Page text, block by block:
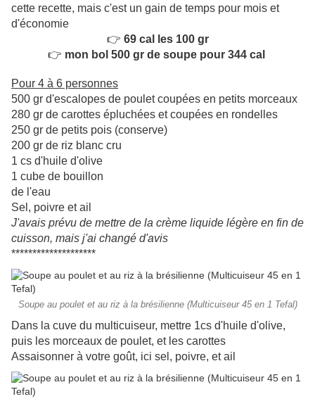
cette recette, mais c'est un gain de temps pour mois et
d'économie
👉 69 cal les 100 gr
👉 mon bol 500 gr de soupe pour 344 cal
Pour 4 à 6 personnes
500 gr d'escalopes de poulet coupées en petits morceaux
280 gr de carottes épluchées et coupées en rondelles
250 gr de petits pois (conserve)
200 gr de riz blanc cru
1 cs d'huile d'olive
1 cube de bouillon
de l'eau
Sel, poivre et ail
J'avais prévu de mettre de la crème liquide légère en fin de
cuisson, mais j'ai changé d'avis
********************
Soupe au poulet et au riz à la brésilienne (Multicuiseur 45 en 1 Tefal)
Dans la cuve du multicuiseur, mettre 1cs d'huile d'olive,
puis les morceaux de poulet, et les carottes
Assaisonner à votre goût, ici sel, poivre, et ail